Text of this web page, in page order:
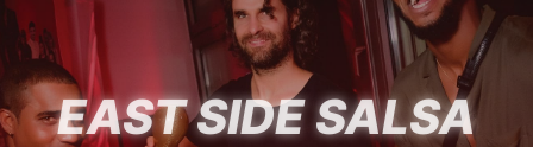
EAST SIDE SALSA​